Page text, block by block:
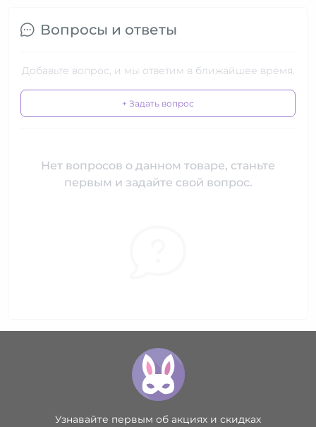
Вопросы и ответы
Добавьте вопрос, и мы ответим в ближайшее время.
+ Задать вопрос
Нет вопросов о данном товаре, станьте
первым и задайте свой вопрос.
Узнавайте первым об акциях и скидках